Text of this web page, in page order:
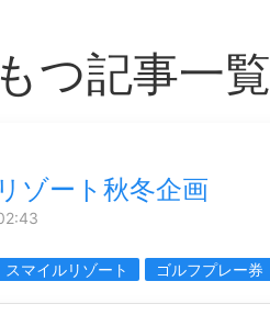
つ記事一覧
ゾート秋冬企画
スマイルリゾート ゴルフプレー券